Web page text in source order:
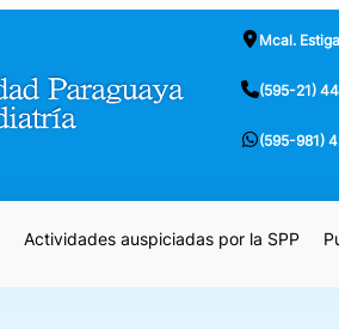
Mcal.
(595-21)
(595-981)
Actividades auspiciadas por la SPP